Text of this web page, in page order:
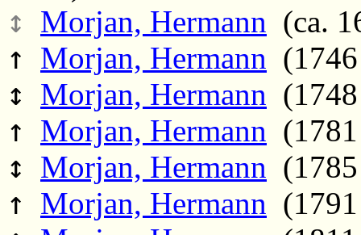
↕ Morjan, Hermann (ca.
↑ Morjan, Hermann
↕ Morjan, Hermann
↑ Morjan, Hermann
↕ Morjan, Hermann
↑ Morjan, Hermann